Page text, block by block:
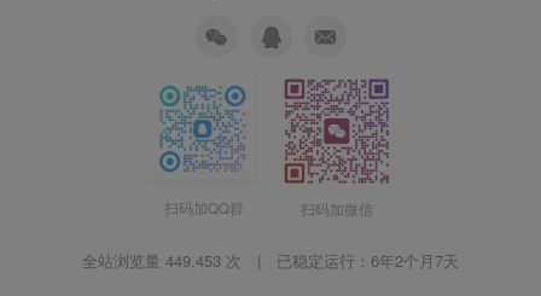
扫码加QQ群 扫码加微信
全站浏览量 449,453 次 | 已稳定运行： 6年2个月7天